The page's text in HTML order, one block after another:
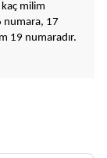
milim
numara, 17
19 numaradır.